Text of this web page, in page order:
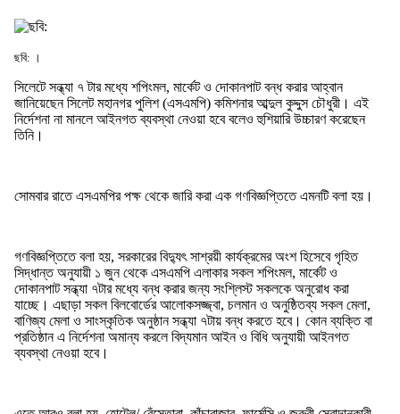
ছবি: ।
সিলেটে সন্ধ্যা ৭ টার মধ্যে শপিংমল, মার্কেট ও দোকানপাট বন্ধ করার আহ্বান
জানিয়েছেন সিলেট মহানগর পুলিশ (এসএমপি) কমিশনার আব্দুল কুদ্দুস চৌধুরী। এই
নির্দেশনা না মানলে আইনগত ব্যবস্থা নেওয়া হবে বলেও হুশিয়ারি উচ্চারণ করেছেন
তিনি।
সোমবার রাতে এসএমপির পক্ষ থেকে জারি করা এক গণবিজ্ঞপ্তিতে এমনটি বলা হয়।
গণবিজ্ঞপ্তিতে বলা হয়, সরকারের বিদ্যুৎ সাশ্রয়ী কার্যক্রমের অংশ হিসেবে গৃহিত
সিদ্ধান্ত অনুযায়ী ১ জুন থেকে এসএমপি এলাকার সকল শপিংমল, মার্কেট ও
দোকানপাট সন্ধ্যা ৭টার মধ্যে বন্ধ করার জন্য সংশ্লিস্ট সকলকে অনুরোধ করা
যাচ্ছে। এছাড়া সকল বিলবোর্ডের আলোকসজ্জ্বা, চলমান ও অনুষ্ঠিতব্য সকল মেলা,
বাণিজ্য মেলা ও সাংস্কৃতিক অনুষ্ঠান সন্ধ্যা ৭টায় বন্ধ করতে হবে। কোন ব্যক্তি বা
প্রতিষ্ঠান এ নির্দেশনা অমান্য করলে বিদ্যমান আইন ও বিধি অনুযায়ী আইনগত
ব্যবস্থা নেওয়া হবে।